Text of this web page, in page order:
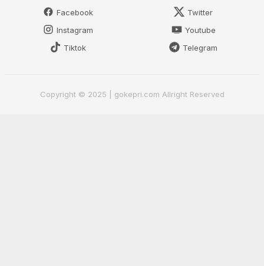
Facebook
Twitter
Instagram
Youtube
Tiktok
Telegram
Copyright © 2025 | gokepri.com Allright Reserved